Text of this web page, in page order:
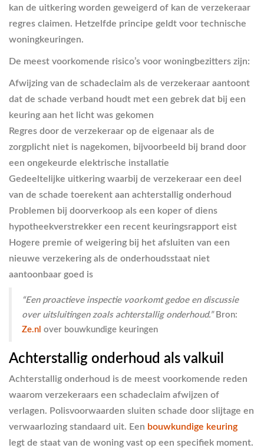
kan de uitkering worden geweigerd of kan de verzekeraar
regres claimen. Hetzelfde principe geldt voor technische
woningkeuringen.
De meest voorkomende risico’s voor woningbezitters zijn:
Afwijzing van de schadeclaim als de verzekeraar aantoont
dat de schade verband houdt met een gebrek dat bij een
keuring aan het licht was gekomen
Regres door de verzekeraar op de eigenaar als de
zorgplicht niet is nagekomen, bijvoorbeeld bij brand door
een ongekeurde elektrische installatie
Gedeeltelijke uitkering waarbij de verzekeraar een deel
van de schade toerekent aan achterstallig onderhoud
Problemen bij doorverkoop als een koper of diens
hypotheekverstrekker een recent keuringsrapport eist
Hogere premie of weigering bij het afsluiten van een
nieuwe verzekering als de onderhoudsstaat niet
aantoonbaar goed is
“Een proactieve inspectie voorkomt gedoe en discussie
over uitsluitingen zoals achterstallig onderhoud.”Bron:
Ze.nl over bouwkundige keuringen
Achterstallig onderhoud als valkuil
Achterstallig onderhoud is de meest voorkomende reden
waarom verzekeraars een schadeclaim afwijzen of
verlagen. Polisvoorwaarden sluiten schade door slijtage en
verwaarlozing standaard uit. Een bouwkundige keuring
legt de staat van de woning vast op een specifiek moment.